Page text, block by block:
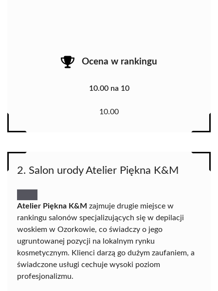
Ocena w rankingu
10.00 na 10
10.00
2. Salon urody Atelier Piękna K&M
Atelier Piękna K&M zajmuje drugie miejsce w
rankingu salonów specjalizujących się w depilacji
woskiem w Ozorkowie, co świadczy o jego
ugruntowanej pozycji na lokalnym rynku
kosmetycznym. Klienci darzą go dużym zaufaniem, a
świadczone usługi cechuje wysoki poziom
profesjonalizmu.